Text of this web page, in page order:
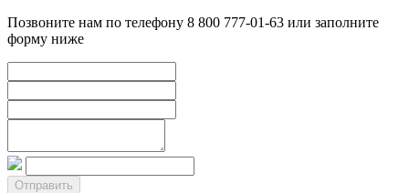
Позвоните нам по телефону 8 800 777-01-63 или заполните
форму ниже